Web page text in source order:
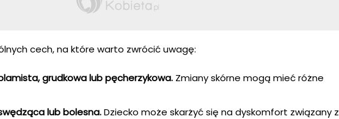
cech, na które warto zwrócić uwagę:
grudkowa lub pęcherzykowa. Zmiany skórne mogą mieć różne
lub bolesna.Dziecko może skarżyć się na dyskomfort związany z